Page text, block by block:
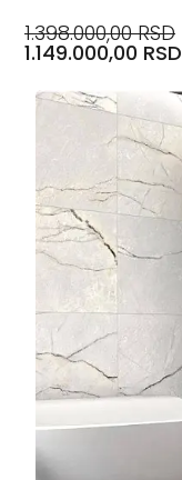
1.398.000,00 RSD
1.149.000,00 RSD